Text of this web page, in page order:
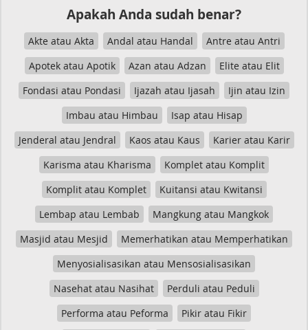
Apakah Anda sudah benar?
Akte atau Akta Andal atau Handal
Antre atau Antri
Apotek atau Apotik
Azan atau Adzan
Elite atau Elit
Fondasi atau Pondasi
Ijazah atau Ijasah
Ijin atau Izin
Imbau atau Himbau
Isap atau Hisap
Jenderal atau Jendral
Kaos atau Kaus
Karier atau Karir
Karisma atau Kharisma
Komplet atau Komplit
Komplit atau Komplet
Kuitansi atau Kwitansi
Lembap atau Lembab
Mangkung atau Mangkok
Masjid atau Mesjid
Memerhatikan atau Memperhatikan
Menyosialisasikan atau Mensosialisasikan
Nasehat atau Nasihat
Perduli atau Peduli
Performa atau Peforma
Pikir atau Fikir